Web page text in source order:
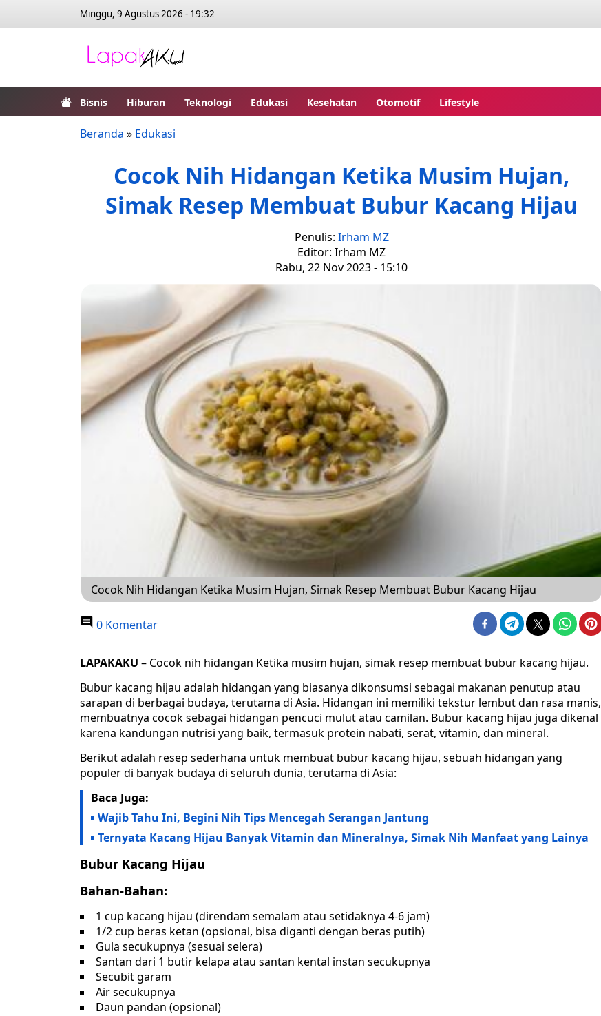
Minggu, 9 Agustus 2026 - 19:32
Bisnis Hiburan Teknologi Edukasi Kesehatan Otomotif Lifestyle
Beranda » Edukasi
Cocok Nih Hidangan Ketika Musim Hujan,
Simak Resep Membuat Bubur Kacang Hijau
Penulis: Irham MZ
Editor: Irham MZ
Rabu, 22 Nov 2023 - 15:10
Cocok Nih Hidangan Ketika Musim Hujan, Simak Resep Membuat Bubur Kacang Hijau
0 Komentar
LAPAKAKU – Cocok nih hidangan Ketika musim hujan, simak resep membuat bubur kacang hijau.
Bubur kacang hijau adalah hidangan yang biasanya dikonsumsi sebagai makanan penutup atau
sarapan di berbagai budaya, terutama di Asia. Hidangan ini memiliki tekstur lembut dan rasa manis,
membuatnya cocok sebagai hidangan pencuci mulut atau camilan. Bubur kacang hijau juga dikenal
karena kandungan nutrisi yang baik, termasuk protein nabati, serat, vitamin, dan mineral.
Berikut adalah resep sederhana untuk membuat bubur kacang hijau, sebuah hidangan yang
populer di banyak budaya di seluruh dunia, terutama di Asia:
Baca Juga:
Wajib Tahu Ini, Begini Nih Tips Mencegah Serangan Jantung
Ternyata Kacang Hijau Banyak Vitamin dan Mineralnya, Simak Nih Manfaat yang Lainya
Bubur Kacang Hijau
Bahan-Bahan:
1 cup kacang hijau (direndam semalam atau setidaknya 4-6 jam)
1/2 cup beras ketan (opsional, bisa diganti dengan beras putih)
Gula secukupnya (sesuai selera)
Santan dari 1 butir kelapa atau santan kental instan secukupnya
Secubit garam
Air secukupnya
Daun pandan (opsional)